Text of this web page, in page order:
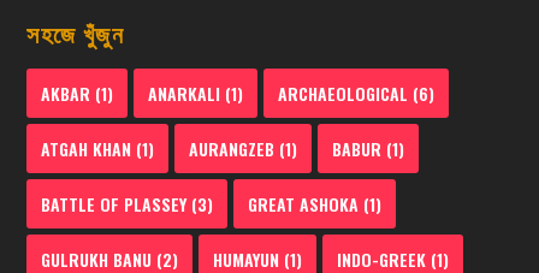
সহজে খুঁজুন
AKBAR (1) ANARKALI (1) ARCHAEOLOGICAL (6)
ATGAH KHAN (1) AURANGZEB (1) BABUR (1)
BATTLE OF PLASSEY(3) GREAT ASHOKA (1)
GULRUKH BANU (2) HUMAYUN (1) INDO-GREEK (1)